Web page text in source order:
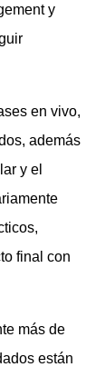
y
en vivo,
además
y el
final con
más de
están